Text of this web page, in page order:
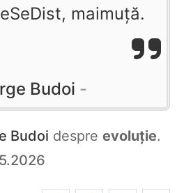
maimuţă.
Budoi
Budoi despre evoluție.